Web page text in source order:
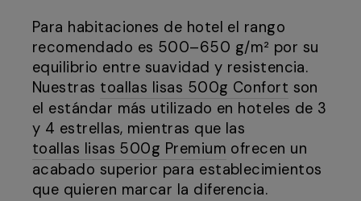
Para habitaciones de hotel el rango
recomendado es 500–650 g/m² por su
equilibrio entre suavidad y resistencia.
Nuestras toallas lisas 500g Confort son
el estándar más utilizado en hoteles de 3
y 4 estrellas, mientras que las
toallas lisas 500g Premium ofrecen un
acabado superior para establecimientos
que quieren marcar la diferencia.